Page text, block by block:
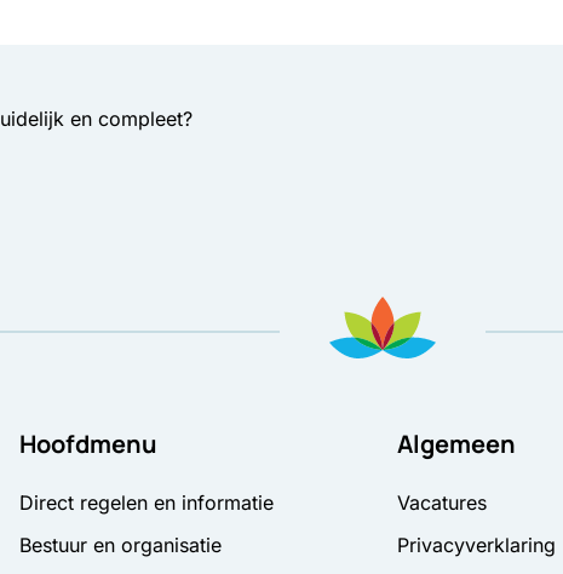
en compleet?
Hoofdmenu
Direct regelen en informatie
Bestuur en organisatie
Algemeen
Vacatures
Privacyverklaring